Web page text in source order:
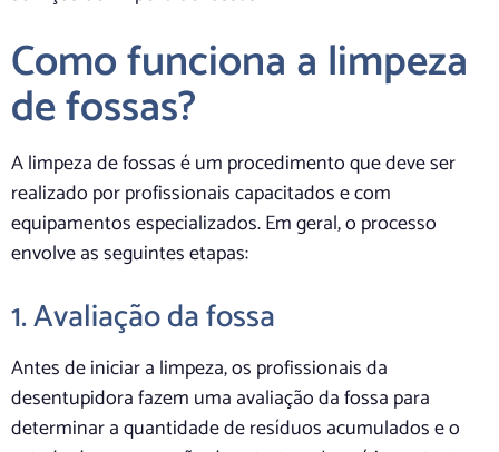
Como funciona a limpeza
de fossas?
A limpeza de fossas é um procedimento que deve ser
realizado por profissionais capacitados e com
equipamentos especializados. Em geral, o processo
envolve as seguintes etapas:
1. Avaliação da fossa
Antes de iniciar a limpeza, os profissionais da
desentupidora fazem uma avaliação da fossa para
determinar a quantidade de resíduos acumulados e o